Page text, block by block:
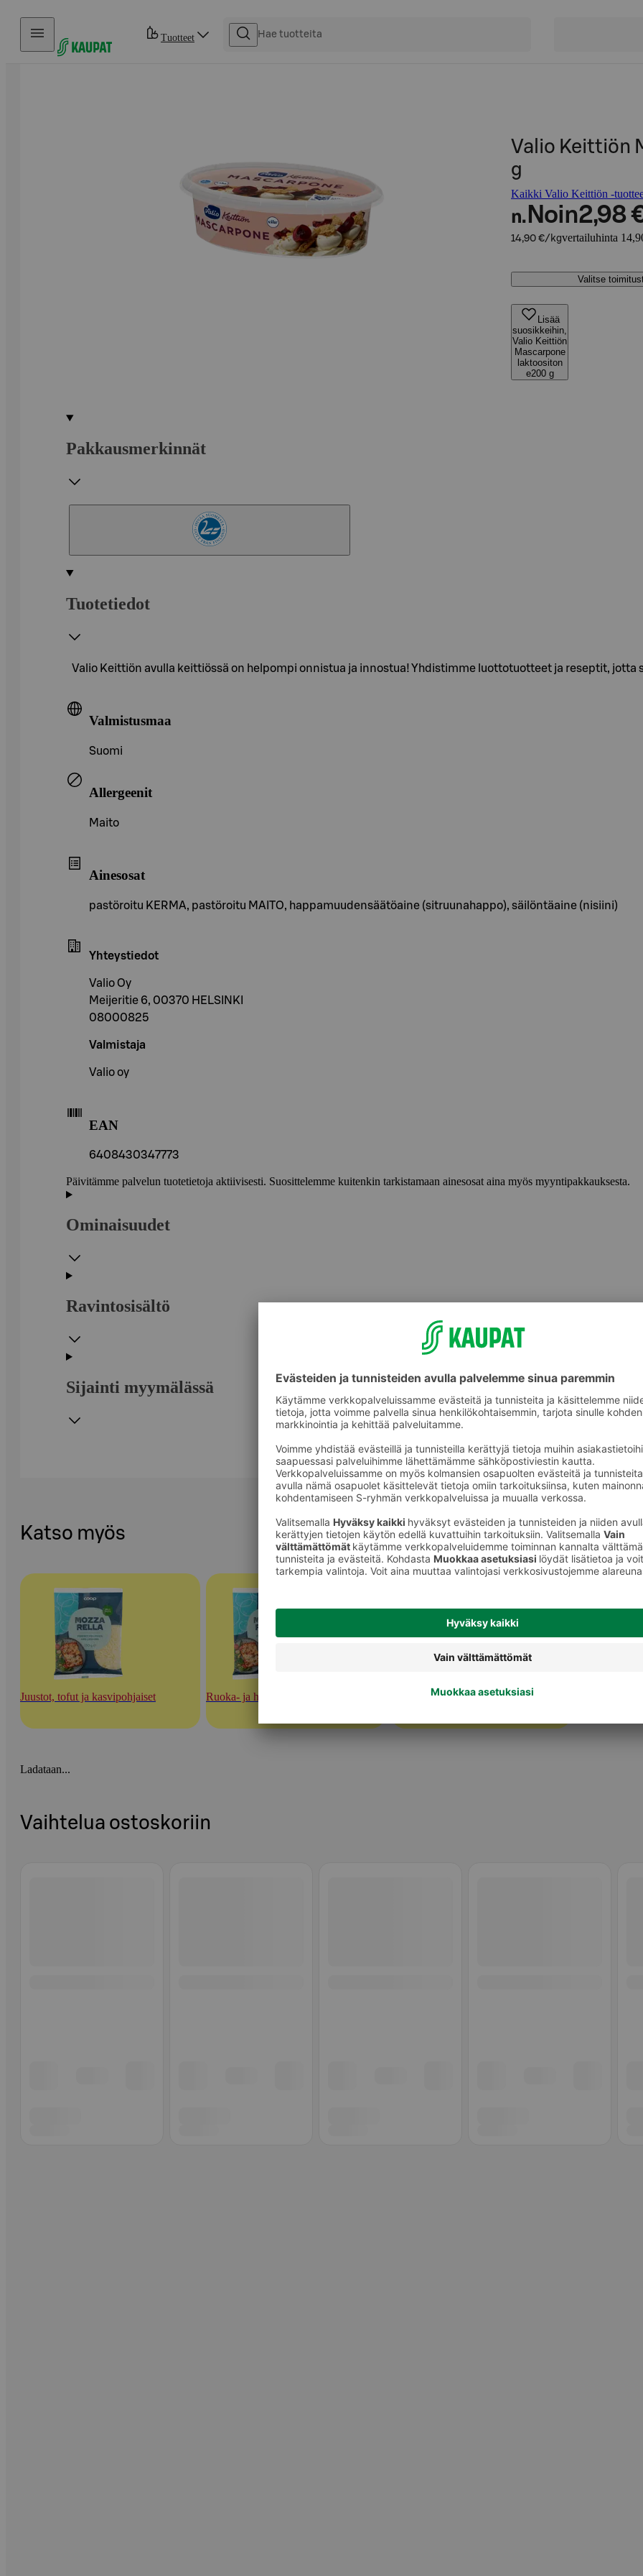
Hyppää sisältöön
Tuotteet
Valio Keittiön
g
Kaikki Valio Keittiön -
n. Noin2,98
14,90 €/kgvertailuhinta
Valitse
Lisää
suosikkeihin,
Valio Keittiön
Mascarpone
laktoositon
e200 g
Pakkausmerkinnät
Tuotetiedot
Valio Keittiön avulla keittiössä on helpompi onnistua ja innostua! Yhdistimme luottotuotteet ja reseptit, jotta
Valmistusmaa
Suomi
Allergeenit
Maito
Ainesosat
pastöroitu KERMA, pastöroitu MAITO, happamuudensäätöaine (sitruunahappo), säilöntäaine (nisiini)
Yhteystiedot
Valio Oy
Meijeritie 6, 00370 HELSINKI
08000825
Valmistaja
Valio oy
EAN
6408430347773
Päivitämme palvelun tuotetietoja aktiivisesti. Suosittelemme kuitenkin tarkistamaan ainesosat aina myös myyntipakkauksesta.
Ominaisuudet
Ravintosisältö
Sijainti myymälässä
Katso myös
Juustot, tofut ja kasvipohjaiset Ruoka- ja herkuttelujuustot Levitettävät juustot
Ladataan...
Vaihtelua ostoskoriin